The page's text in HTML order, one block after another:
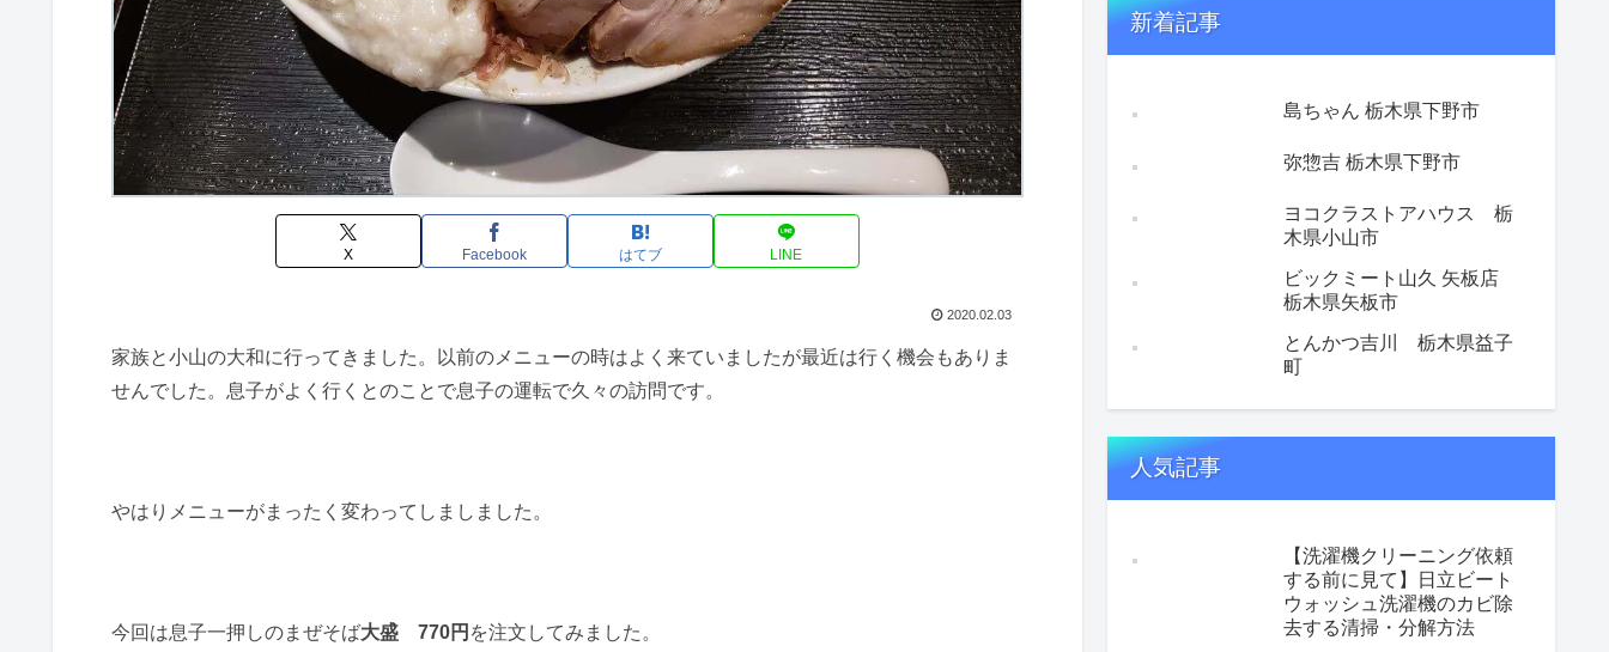
X Facebook はてブ LINE
2020.02.03
家族と小山の大和に行ってきました。以前のメニューの時はよく来ていましたが最近は行く機会もありま
せんでした。息子がよく行くとのことで息子の運転で久々の訪問です。
やはりメニューがまったく変わってしましました。
今回は息子一押しのまぜそば大盛 770円 を注文してみました。
新着記事
島ちゃん 栃木県下野市
弥惣吉 栃木県下野市
ヨコクラストアハウス 栃
木県小山市
ビックミート山久 矢板店
栃木県矢板市
とんかつ吉川 栃木県益子
町
人気記事
【洗濯機クリーニング依頼
する前に見て】日立ビート
ウォッシュ洗濯機のカビ除
去する清掃・分解方法